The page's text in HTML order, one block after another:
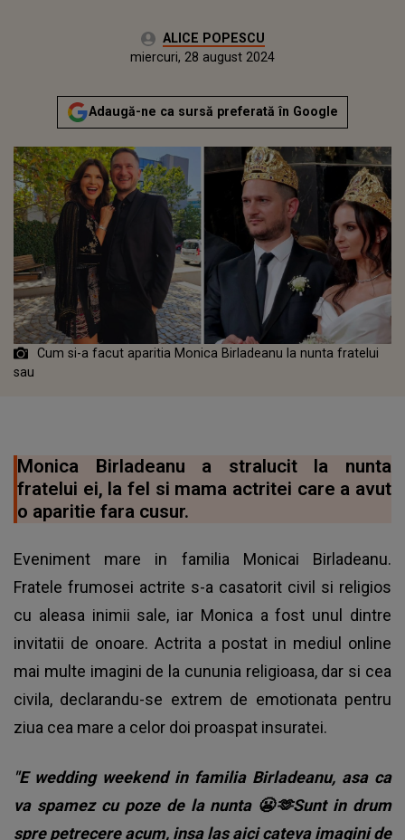
Autor:ALICE POPESCU
marți, 29 august 2023Actualizat:
miercuri, 28 august 2024
Adaugă-ne ca sursă preferată în Google
Cum si-a facut aparitia Monica Birladeanu la nunta fratelui
sau
Monica Birladeanu a stralucit la nunta
fratelui ei, la fel si mama actritei care a avut
o aparitie fara cusur.
Eveniment mare in familia Monicai Birladeanu.
Fratele frumosei actrite s-a casatorit civil si religios
cu aleasa inimii sale, iar Monica a fost unul dintre
invitatii de onoare. Actrita a postat in mediul online
mai multe imagini de la cununia religioasa, dar si cea
civila, declarandu-se extrem de emotionata pentru
ziua cea mare a celor doi proaspat insuratei.
"E wedding weekend in familia Birladeanu, asa ca
va spamez cu poze de la nunta 😬🫶Sunt in drum
spre petrecere acum, insa las aici cateva imagini de